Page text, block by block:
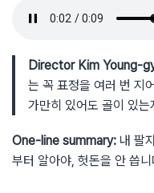
Director Kim Young-
는 꼭 표정을 여러 번 지
가만히 있어도 골이 있
One-line summary: 내 팔
부터 알아야, 헛돈을 안 씁니